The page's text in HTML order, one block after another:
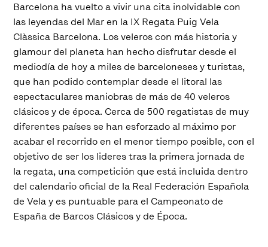
Barcelona ha vuelto a vivir una cita inolvidable con
las leyendas del Mar en la IX Regata Puig Vela
Clàssica Barcelona. Los veleros con más historia y
glamour del planeta han hecho disfrutar desde el
mediodía de hoy a miles de barceloneses y turistas,
que han podido contemplar desde el litoral las
espectaculares maniobras de más de 40 veleros
clásicos y de época. Cerca de 500 regatistas de muy
diferentes países se han esforzado al máximo por
acabar el recorrido en el menor tiempo posible, con el
objetivo de ser los lideres tras la primera jornada de
la regata, una competición que está incluida dentro
del calendario oficial de la Real Federación Española
de Vela y es puntuable para el Campeonato de
España de Barcos Clásicos y de Época.